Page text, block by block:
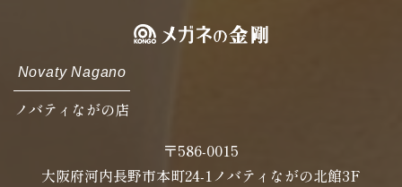
Novaty Nagano
ノバティながの店
〒586-0015
大阪府河内長野市本町24-1ノバティながの北館3F